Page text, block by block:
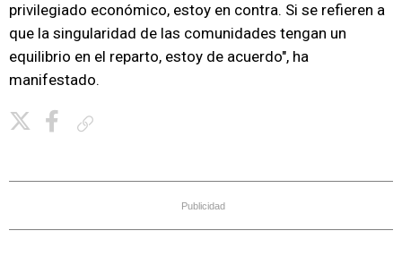
privilegiado económico, estoy en contra. Si se refieren a
que la singularidad de las comunidades tengan un
equilibrio en el reparto, estoy de acuerdo", ha
manifestado.
Publicidad